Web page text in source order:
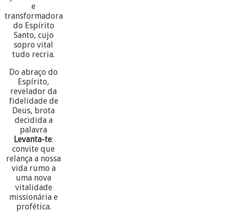
e
transformadora
do Espírito
Santo, cujo
sopro vital
tudo recria.
Do abraço do
Espírito,
revelador da
fidelidade de
Deus, brota
decidida a
palavra
Levanta-te:
convite que
relança a nossa
vida rumo a
uma nova
vitalidade
missionária e
profética.